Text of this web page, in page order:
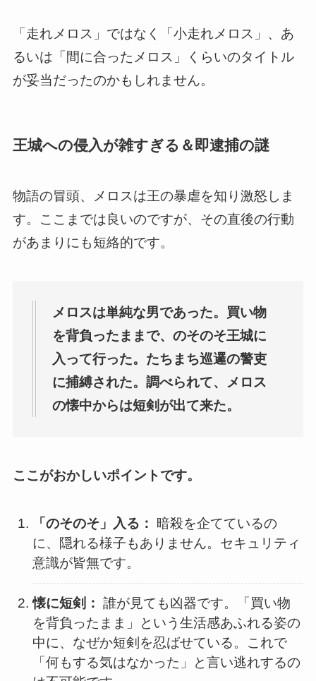
「走れメロス」ではなく「小走れメロス」、あ
るいは「間に合ったメロス」くらいのタイトル
が妥当だったのかもしれません。
王城への侵入が雑すぎる＆即逮捕の謎
物語の冒頭、メロスは王の暴虐を知り激怒しま
す。ここまでは良いのですが、その直後の行動
があまりにも短絡的です。
メロスは単純な男であった。買い物
を背負ったままで、のそのそ王城に
入って行った。たちまち巡邏の警吏
に捕縛された。調べられて、メロス
の懐中からは短剣が出て来た。
ここがおかしいポイントです。
「のそのそ」入る：
暗殺を企てているの
に、隠れる様子もありません。セキュリティ
意識が皆無です。
懐に短剣： 誰が見ても凶器です。「買い物
を背負ったまま」という生活感あふれる姿の
中に、なぜか短剣を忍ばせている。これで
「何もする気はなかった」と言い逃れするの